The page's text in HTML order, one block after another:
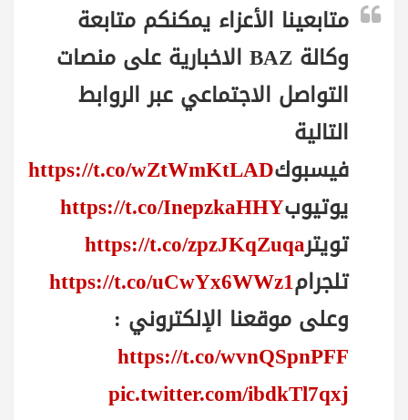
متابعينا الأعزاء يمكنكم متابعة
وكالة BAZ الاخبارية على منصات
التواصل الاجتماعي عبر الروابط
التالية
فيسبوكhttps://t.co/wZtWmKtLAD
يوتيوبhttps://t.co/InepzkaHHY
تويترhttps://t.co/zpzJKqZuqa
تلجرامhttps://t.co/uCwYx6WWz1
وعلى موقعنا الإلكتروني :
https://t.co/wvnQSpnPFF
pic.twitter.com/ibdkTl7qxj